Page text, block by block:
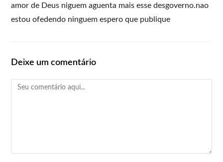
amor de Deus niguem aguenta mais esse desgoverno.nao
estou ofedendo ninguem espero que publique
Deixe um comentário